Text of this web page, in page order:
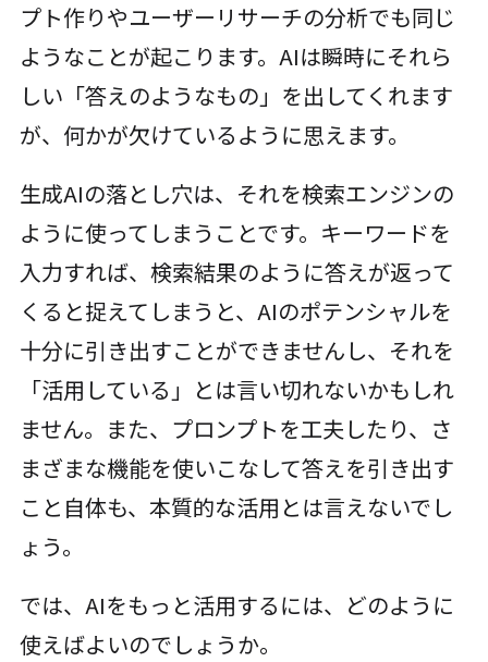
プト作りやユーザーリサーチの分析でも同じ
ようなことが起こります。AIは瞬時にそれら
しい「答えのようなもの」を出してくれます
が、何かが欠けているように思えます。
生成AIの落とし穴は、それを検索エンジンの
ように使ってしまうことです。キーワードを
入力すれば、検索結果のように答えが返って
くると捉えてしまうと、AIのポテンシャルを
十分に引き出すことができませんし、それを
「活用している」とは言い切れないかもしれ
ません。また、プロンプトを工夫したり、さ
まざまな機能を使いこなして答えを引き出す
こと自体も、本質的な活用とは言えないでし
ょう。
では、AIをもっと活用するには、どのように
使えばよいのでしょうか。